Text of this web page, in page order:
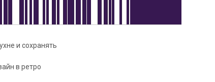
и сохранять
в ретро